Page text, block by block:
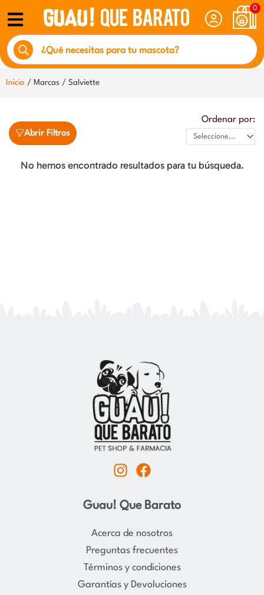
contenido
0
Búsqueda
de
productos
Inicio / Marcas / Salviette
Abrir Filtros
Ordenar por:
No hemos encontrado resultados para tu búsqueda.
I
s
t
a
r
a
m
F
c
e
b
o
k
Guau! Que Barato
Acerca de nosotros
Preguntas frecuentes
Términos y condiciones
Garantías y Devoluciones